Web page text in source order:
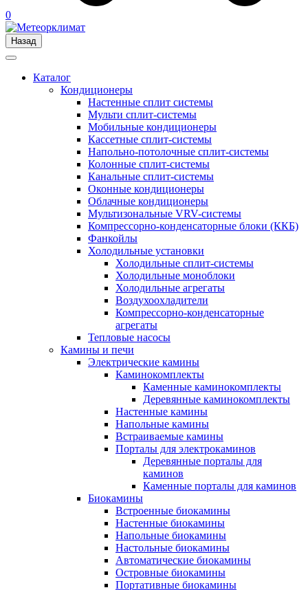
0
Назад
Каталог
Кондиционеры
Настенные сплит системы
Мульти сплит-системы
Мобильные кондиционеры
Кассетные сплит-системы
Напольно-потолочные сплит-системы
Колонные сплит-системы
Канальные сплит-системы
Оконные кондиционеры
Облачные кондиционеры
Мультизональные VRV-системы
Компрессорно-конденсаторные блоки (ККБ)
Фанкойлы
Холодильные установки
Холодильные сплит-системы
Холодильные моноблоки
Холодильные агрегаты
Воздухоохладители
Компрессорно-конденсаторные
агрегаты
Тепловые насосы
Камины и печи
Электрические камины
Каминокомплекты
Каменные каминокомплекты
Деревянные каминокомплекты
Настенные камины
Напольные камины
Встраиваемые камины
Порталы для электрокаминов
Деревянные порталы для
каминов
Каменные порталы для каминов
Биокамины
Встроенные биокамины
Настенные биокамины
Напольные биокамины
Настольные биокамины
Автоматические биокамины
Островные биокамины
Портативные биокамины